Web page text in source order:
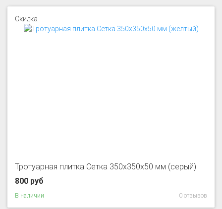
Скидка
Тротуарная плитка Сетка 350x350x50 мм (серый)
800 руб
В наличии 0 отзывов